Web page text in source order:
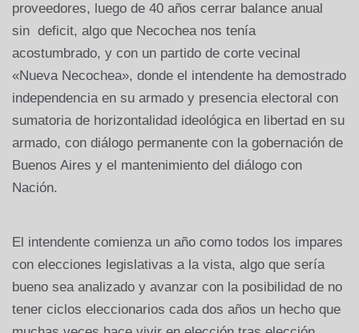
proveedores, luego de 40 años cerrar balance anual
sin deficit, algo que Necochea nos tenía
acostumbrado, y con un partido de corte vecinal
«Nueva Necochea», donde el intendente ha demostrado
independencia en su armado y presencia electoral con
sumatoria de horizontalidad ideológica en libertad en su
armado, con diálogo permanente con la gobernación de
Buenos Aires y el mantenimiento del diálogo con
Nación.
El intendente comienza un año como todos los impares
con elecciones legislativas a la vista, algo que sería
bueno sea analizado y avanzar con la posibilidad de no
tener ciclos eleccionarios cada dos años un hecho que